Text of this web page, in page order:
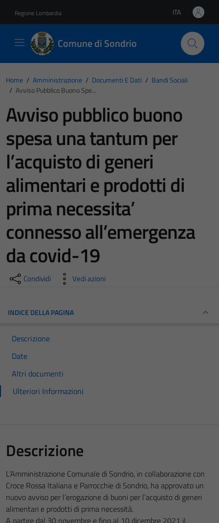
Regione Lombardia Lingua attiva:
ITA
Comune di Sondrio
Home / Amministrazione / Documenti E Dati / Bandi Sociali
/ Avviso Pubblico Buono Spe...
Avviso pubblico buono
spesa una tantum per
l’acquisto di generi
alimentari e prodotti di
prima necessita’
connesso all’emergenza
da covid-19
Condividi Vedi azioni
INDICE DELLA PAGINA
Descrizione
Date
Altri documenti
Ulteriori Informazioni
Descrizione
L’Amministrazione Comunale di Sondrio, in collaborazione con
Croce Rossa Italiana e Parrocchie di Sondrio, ha approvato un
nuovo avviso per l’erogazione di buoni per l’acquisto di generi
alimentari e prodotti di prima necessità.
A partire dal 30 novembre e fino al 10 dicembre 2021 il